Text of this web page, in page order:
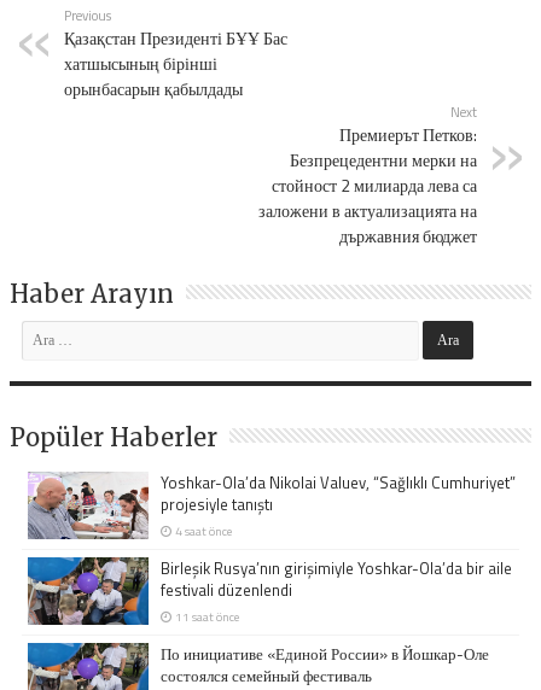
Previous
Қазақстан Президенті БҰҰ Бас
хатшысының бірінші
орынбасарын қабылдады
Next
Премиерът Петков:
Безпрецедентни мерки на
стойност 2 милиарда лева са
заложени в актуализацията на
държавния бюджет
Haber Arayın
Popüler Haberler
Yoshkar-Ola’da Nikolai Valuev, “Sağlıklı Cumhuriyet”
projesiyle tanıştı
4 saat önce
Birleşik Rusya’nın girişimiyle Yoshkar-Ola’da bir aile
festivali düzenlendi
11 saat önce
По инициативе «Единой России» в Йошкар-Оле
состоялся семейный фестиваль